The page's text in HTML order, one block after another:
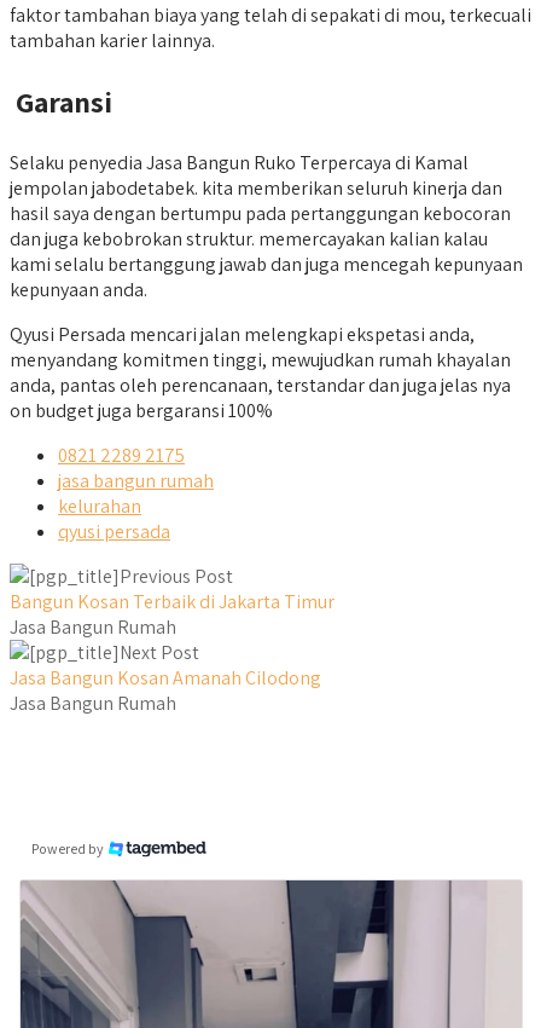
faktor tambahan biaya yang telah di sepakati di mou, terkecuali
tambahan karier lainnya.
Garansi
Selaku penyedia Jasa Bangun Ruko Terpercaya di Kamal
jempolan jabodetabek. kita memberikan seluruh kinerja dan
hasil saya dengan bertumpu pada pertanggungan kebocoran
dan juga kebobrokan struktur. memercayakan kalian kalau
kami selalu bertanggung jawab dan juga mencegah kepunyaan
kepunyaan anda.
Qyusi Persada mencari jalan melengkapi ekspetasi anda,
menyandang komitmen tinggi, mewujudkan rumah khayalan
anda, pantas oleh perencanaan, terstandar dan juga jelas nya
on budget juga bergaransi 100%
0821 2289 2175
jasa bangun rumah
kelurahan
qyusi persada
Previous Post
Bangun Kosan Terbaik di Jakarta Timur
Jasa Bangun Rumah
Next Post
Jasa Bangun Kosan Amanah Cilodong
Jasa Bangun Rumah
Powered by